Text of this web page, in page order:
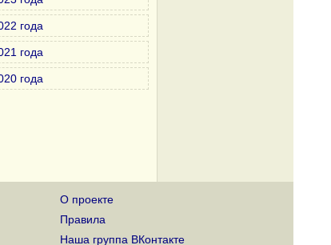
года
года
года
О проекте
Правила
Наша группа ВКонтакте